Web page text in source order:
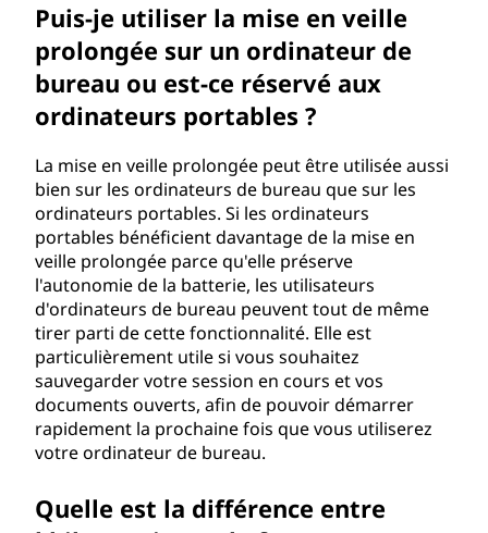
Puis-je utiliser la mise en veille
prolongée sur un ordinateur de
bureau ou est-ce réservé aux
ordinateurs portables ?
La mise en veille prolongée peut être utilisée aussi
bien sur les ordinateurs de bureau que sur les
ordinateurs portables. Si les ordinateurs
portables bénéficient davantage de la mise en
veille prolongée parce qu'elle préserve
l'autonomie de la batterie, les utilisateurs
d'ordinateurs de bureau peuvent tout de même
tirer parti de cette fonctionnalité. Elle est
particulièrement utile si vous souhaitez
sauvegarder votre session en cours et vos
documents ouverts, afin de pouvoir démarrer
rapidement la prochaine fois que vous utiliserez
votre ordinateur de bureau.
Quelle est la différence entre